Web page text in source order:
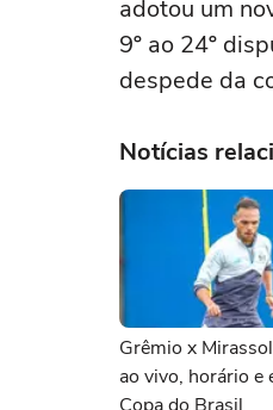
adotou um
9º ao 24º
despede da
Notícias
Grêmio x
ao vivo, horário e